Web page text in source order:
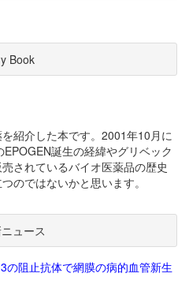
Book
紹介した本です。2001年10月に
誕生の経緯やグリベック
されているバイオ医薬品の歴史
のではないかと思います。
ュース
の阻止抗体で網膜の病的血管新生